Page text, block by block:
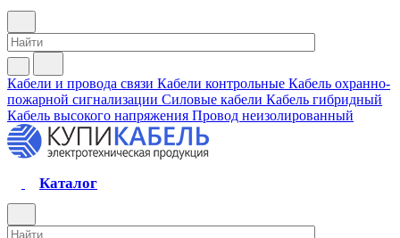
Кабели и провода связи Кабели контрольные Кабель охранно-
пожарной сигнализации Силовые кабели Кабель гибридный
Кабель высокого напряжения Провод неизолированный
Каталог